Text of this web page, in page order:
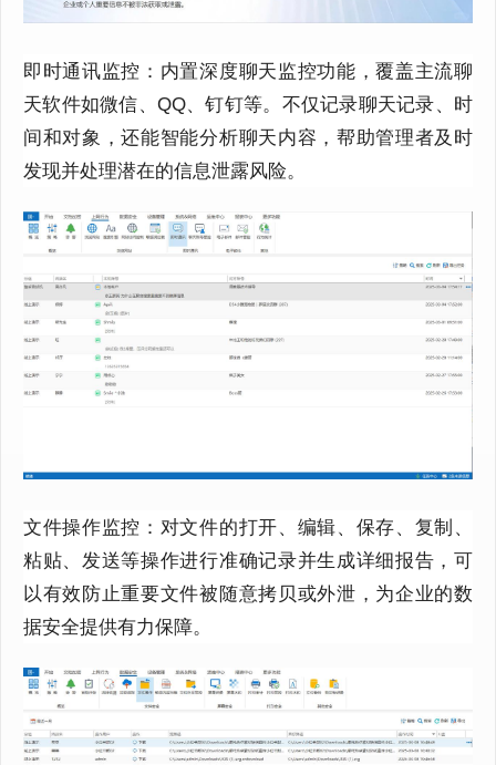
即时通讯监控：内置深度聊天监控功能，覆盖主流聊
天软件如微信、QQ、钉钉等。不仅记录聊天记录、时
间和对象，还能智能分析聊天内容，帮助管理者及时
发现并处理潜在的信息泄露风险。
文件操作监控：对文件的打开、编辑、保存、复制、
粘贴、发送等操作进行准确记录并生成详细报告，可
以有效防止重要文件被随意拷贝或外泄，为企业的数
据安全提供有力保障。